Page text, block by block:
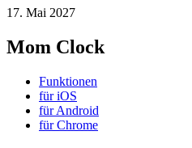
17. Mai 2027
Mom Clock
Funktionen
für iOS
für Android
für Chrome